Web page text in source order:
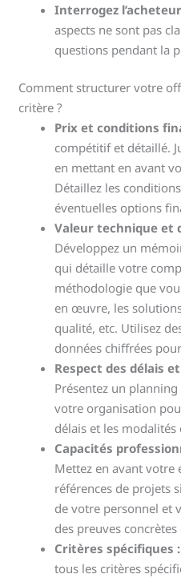
Interrogez
aspects ne sont pas
questions pendant la
Comment structurer votre
critère ?
Prix et conditions
compétitif et détaillé.
en mettant en avant
Détaillez les
éventuelles options
Valeur technique et
Développez un
qui détaille votre
méthodologie que
en œuvre, les
qualité, etc. Utilisez
données chiffrées
Respect des délais
Présentez un
votre organisation
délais et les modalités
Capacités
Mettez en avant votre
références de projets
de votre personnel et
des preuves
Critères spécifiques :
tous les critères